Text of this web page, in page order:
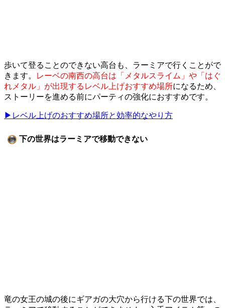
歩いて登ることのできない高台も、ラーミアで行くことがで
きます。
レーベの南西の高台は「メタルスライム」や「はぐ
れメタル」が出現するレベル上げおすすめ場所になるため、
ストーリーを進める前にパーティの強化におすすめです。
▶︎レベル上げのおすすめ場所と効率的なやり方
下の世界はラーミアで移動できない
竜の女王の城の後にギアガの大穴から行ける下の世界では、